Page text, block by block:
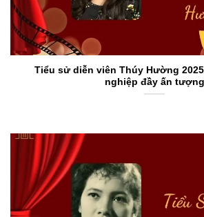
Tiểu sử diễn viên Thúy Hường
nghiệp đầy ấn tượng